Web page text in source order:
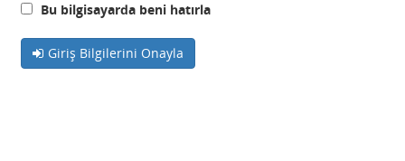
Bu bilgisayarda beni hatırla
Giriş Bilgilerini Onayla